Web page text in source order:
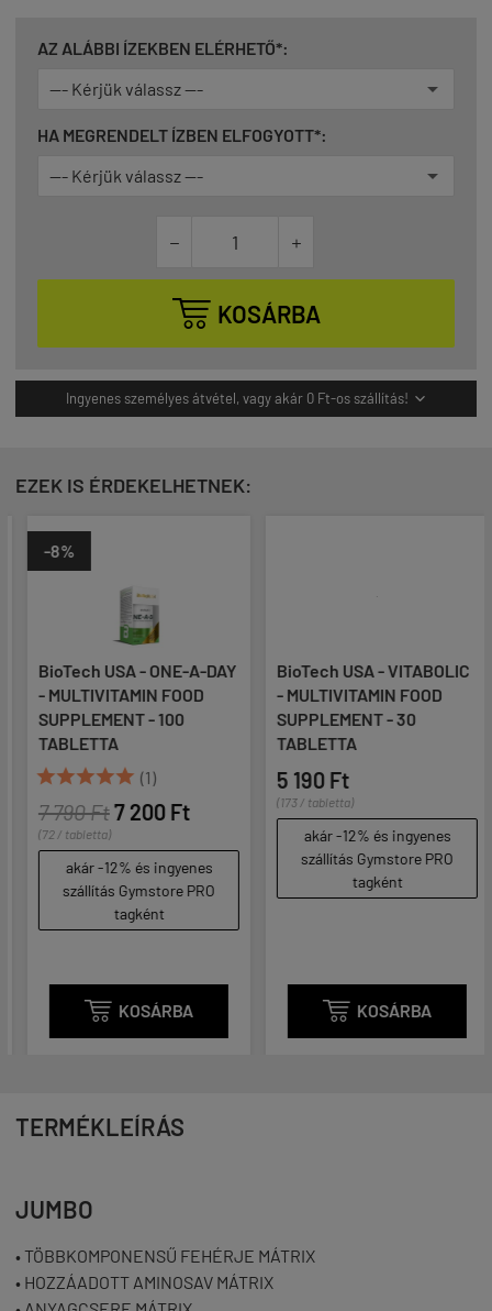
AZ ALÁBBI ÍZEKBEN ELÉRHETŐ*:
HA MEGRENDELT ÍZBEN ELFOGYOTT*:
 
 KOSÁRBA
Ingyenes személyes átvétel, vagy akár 0 Ft-os szállítás! 
EZEK IS ÉRDEKELHETNEK:
-8%
BioTech USA - ONE-A-DAY
- MULTIVITAMIN FOOD
SUPPLEMENT - 100
TABLETTA
(1)
7 790 Ft7 200 Ft
(72 / tabletta)
akár -12% és ingyenes
szállítás Gymstore PRO
tagként
 KOSÁRBA
BioTech USA - VITABOLIC
- MULTIVITAMIN FOOD
SUPPLEMENT - 30
TABLETTA
5 190 Ft
(173 / tabletta)
akár -12% és ingyenes
szállítás Gymstore PRO
tagként
 KOSÁRBA
TERMÉKLEÍRÁS
JUMBO
• TÖBBKOMPONENSŰ FEHÉRJE MÁTRIX
• HOZZÁADOTT AMINOSAV MÁTRIX